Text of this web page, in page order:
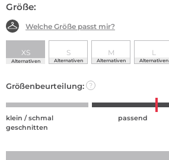
Größe:
Welche Größe passt mir?
XS
Alternativen
S
Alternativen
M
Alternativen
L
Alternativen
Größenbeurteilung: ?
klein / schmal
geschnitten
passend